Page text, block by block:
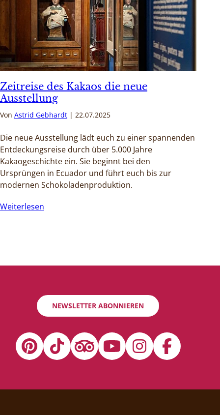
Zeitreise des Kakaos die neue
Ausstellung
Von Astrid Gebhardt 22.07.2025
Die neue Ausstellung lädt euch zu einer spannenden
Entdeckungsreise durch über 5.000 Jahre
Kakaogeschichte ein. Sie beginnt bei den
Ursprüngen in Ecuador und führt euch bis zur
modernen Schokoladenproduktion.
Weiterlesen
NEWSLETTER ABONNIEREN